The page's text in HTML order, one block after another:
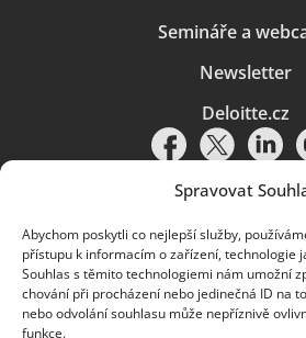
Spravovat
Abychom poskytli co nejlepší služby,
přístupu k informacím o zařízení, technologie
Souhlas s těmito technologiemi nám umožní
chování při procházení nebo jedinečná ID na
nebo odvolání souhlasu může nepříznivě
funkce.
Semináře a
Newsletter
Deloitte.cz
Pravidla používání|Ochrana osobních údajů|
Deloitte.cz
© 2026. Více informací najdete vPravidlech